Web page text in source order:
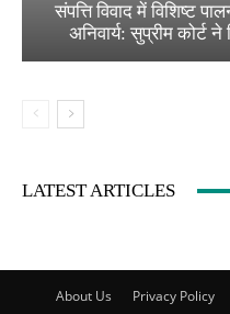
संपत्ति विवाद में विशिष्ट
अनिवार्य: सुप्रीम
LATEST ARTICLES
About Us Privacy Policy